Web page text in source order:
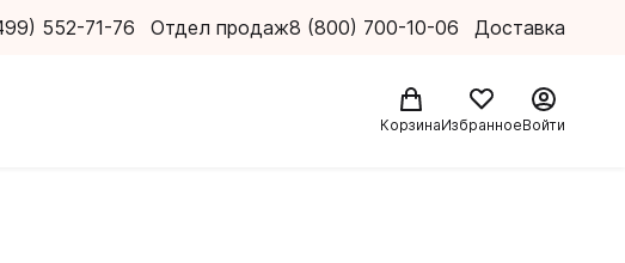
552-71-76 Отдел продаж8 (800) 700-10-06 Доставка
КорзинаИзбранноеВойти